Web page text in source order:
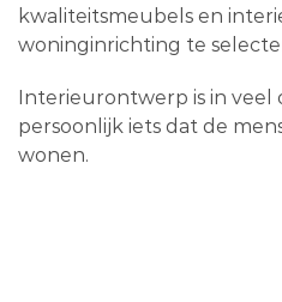
kwaliteitsmeubels en
woninginrichting te
Interieurontwerp is in veel
persoonlijk iets dat de
wonen.